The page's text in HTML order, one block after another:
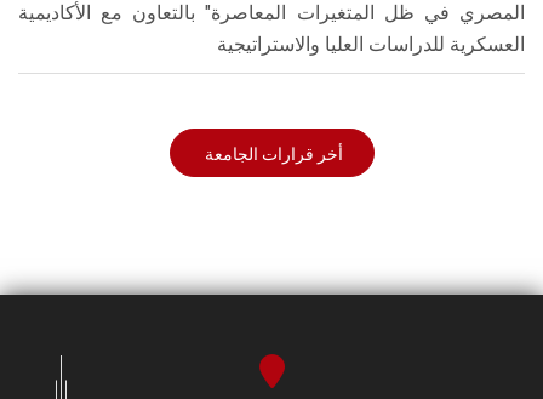
المصري في ظل المتغيرات المعاصرة" بالتعاون مع الأكاديمية
العسكرية للدراسات العليا والاستراتيجية
أخر قرارات الجامعة